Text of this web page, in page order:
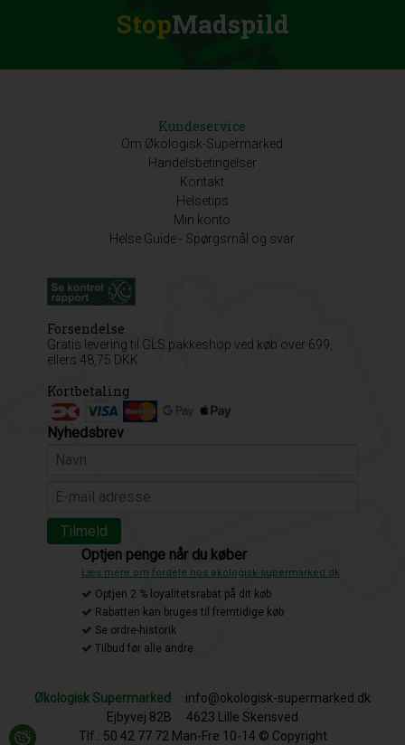
StopMadspild
Kundeservice
Om Økologisk-Supermarked
Handelsbetingelser
Kontakt
Helsetips
Min konto
Helse Guide - Spørgsmål og svar
Forsendelse
Gratis levering til GLS pakkeshop ved køb over 699,
ellers 48,75 DKK
Kortbetaling
Nyhedsbrev
Optjen penge når du køber
Læs mere om fordele hos økologisk-supermarked.dk
Optjen 2 % loyalitetsrabat på dit køb
Rabatten kan bruges til fremtidige køb
Se ordre-historik
Tilbud før alle andre
Økologisk Supermarked
info@okologisk-supermarked.dk
Ejbyvej 82B
4623 Lille Skensved
Tlf.: 50 42 77 72 Man-Fre 10-14 © Copyright